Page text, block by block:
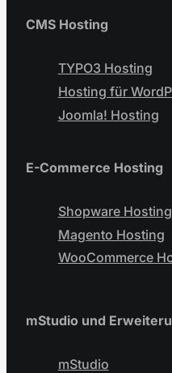
CMS Hosting
TYPO3 Hosting
Hosting für
Joomla! Hosting
E-Commerce Hosting
Shopware Hosting
Magento Hosting
WooCommerce
mStudio und
mStudio